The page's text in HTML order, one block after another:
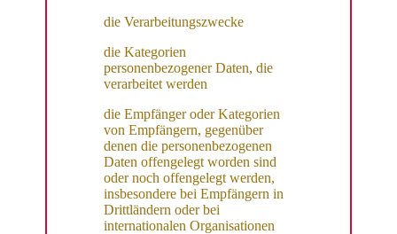
die Verarbeitungszwecke
die Kategorien
personenbezogener Daten, die
verarbeitet werden
die Empfänger oder Kategorien
von Empfängern, gegenüber
denen die personenbezogenen
Daten offengelegt worden sind
oder noch offengelegt werden,
insbesondere bei Empfängern in
Drittländern oder bei
internationalen Organisationen